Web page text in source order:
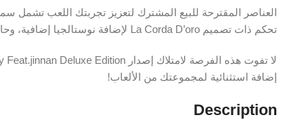
العناصر المقترحة للبيع المشترك لتعزيز تجربتك اللعب تشمل
تحكم ذات تصميم La Corda D’oro لإضافة نوستالجيا إضافية، وحافظة عرض لعرض العناصر الحصرية الخاصة بك.
إضافة استثنائية لمجموعتك من الألعاب!
Description